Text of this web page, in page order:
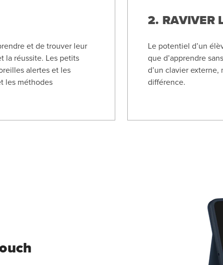
et de trouver leur
la réussite. Les petits
alertes et les
les méthodes
2. RAVIVER
Le potentiel d’un
que d’apprendre
d’un clavier
différence.